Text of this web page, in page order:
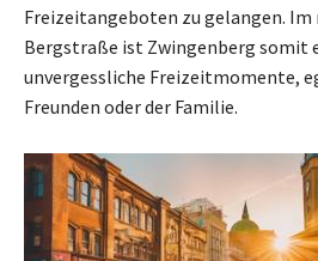
Freizeitangeboten zu gelangen.
Bergstraße ist Zwingenberg somit
unvergessliche Freizeitmomente,
Freunden oder der Familie.